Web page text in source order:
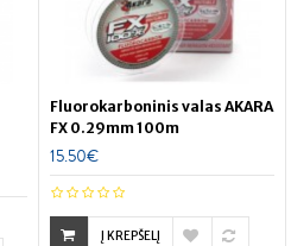
Fluorokarboninis valas AKARA
FX 0.29mm 100m
15.50€
Į KREPŠELĮ